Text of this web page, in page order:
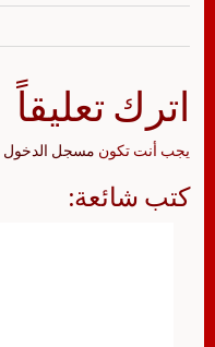
اترك تعليقاً
يجب أنت تكون مسجل الدخول
كتب شائعة: